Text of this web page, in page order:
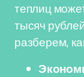
теплиц
тысяч
разберем,